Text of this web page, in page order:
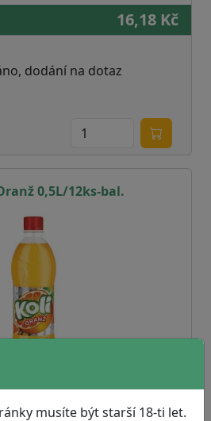
16,18 Kč
dodání na dotaz
0,5L/12ks-bal.
info
musíte být starší 18-ti let.